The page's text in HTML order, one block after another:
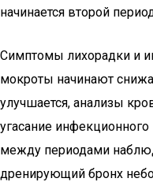
начинается второй
Симптомы лихорадки и
мокроты начинают
улучшается, анализы
угасание
между периодами
дренирующий бронх